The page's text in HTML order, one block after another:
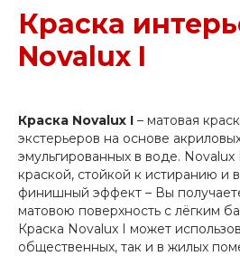
Краска
Novalux I
Краска Novalux I – матовая
экстерьеров на основе
эмульгированных в воде.
краской, стойкой к истиранию и
финишный эффект – Вы
матовою поверхность с лёгким
Краска Novalux I может
общественных, так и в жилых